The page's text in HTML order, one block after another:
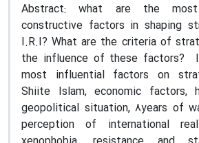
Abstract: what are the
constructive factors in shaping
I.R.I? What are the criteria of
the influence of these factors?
most influential factors on
Shiite Islam, economic factors,
geopolitical situation, 8years of
perception of international